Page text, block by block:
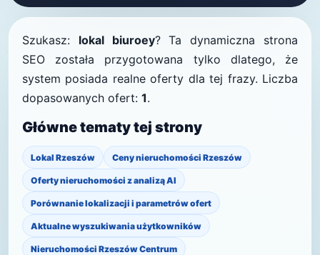
Szukasz: lokal biuroey? Ta dynamiczna strona
SEO została przygotowana tylko dlatego, że
system posiada realne oferty dla tej frazy. Liczba
dopasowanych ofert: 1.
Główne tematy tej strony
Lokal Rzeszów Ceny nieruchomości Rzeszów
Oferty nieruchomości z analizą AI
Porównanie lokalizacji i parametrów ofert
Aktualne wyszukiwania użytkowników
Nieruchomości Rzeszów Centrum